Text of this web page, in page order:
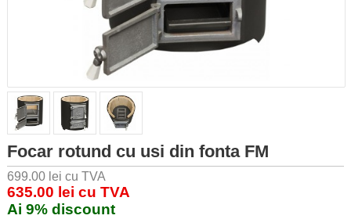
Focar rotund cu usi din fonta FM
699.00 lei cu TVA
635.00 lei cu TVA
Ai 9% discount